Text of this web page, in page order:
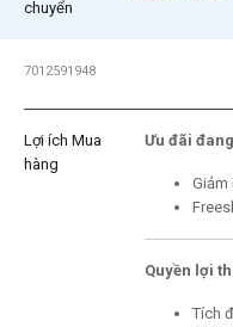
chuyển
7012591948
Lợi ích Mua
hàng
Ưu đãi
Giảm
Quyền lợi
Tích